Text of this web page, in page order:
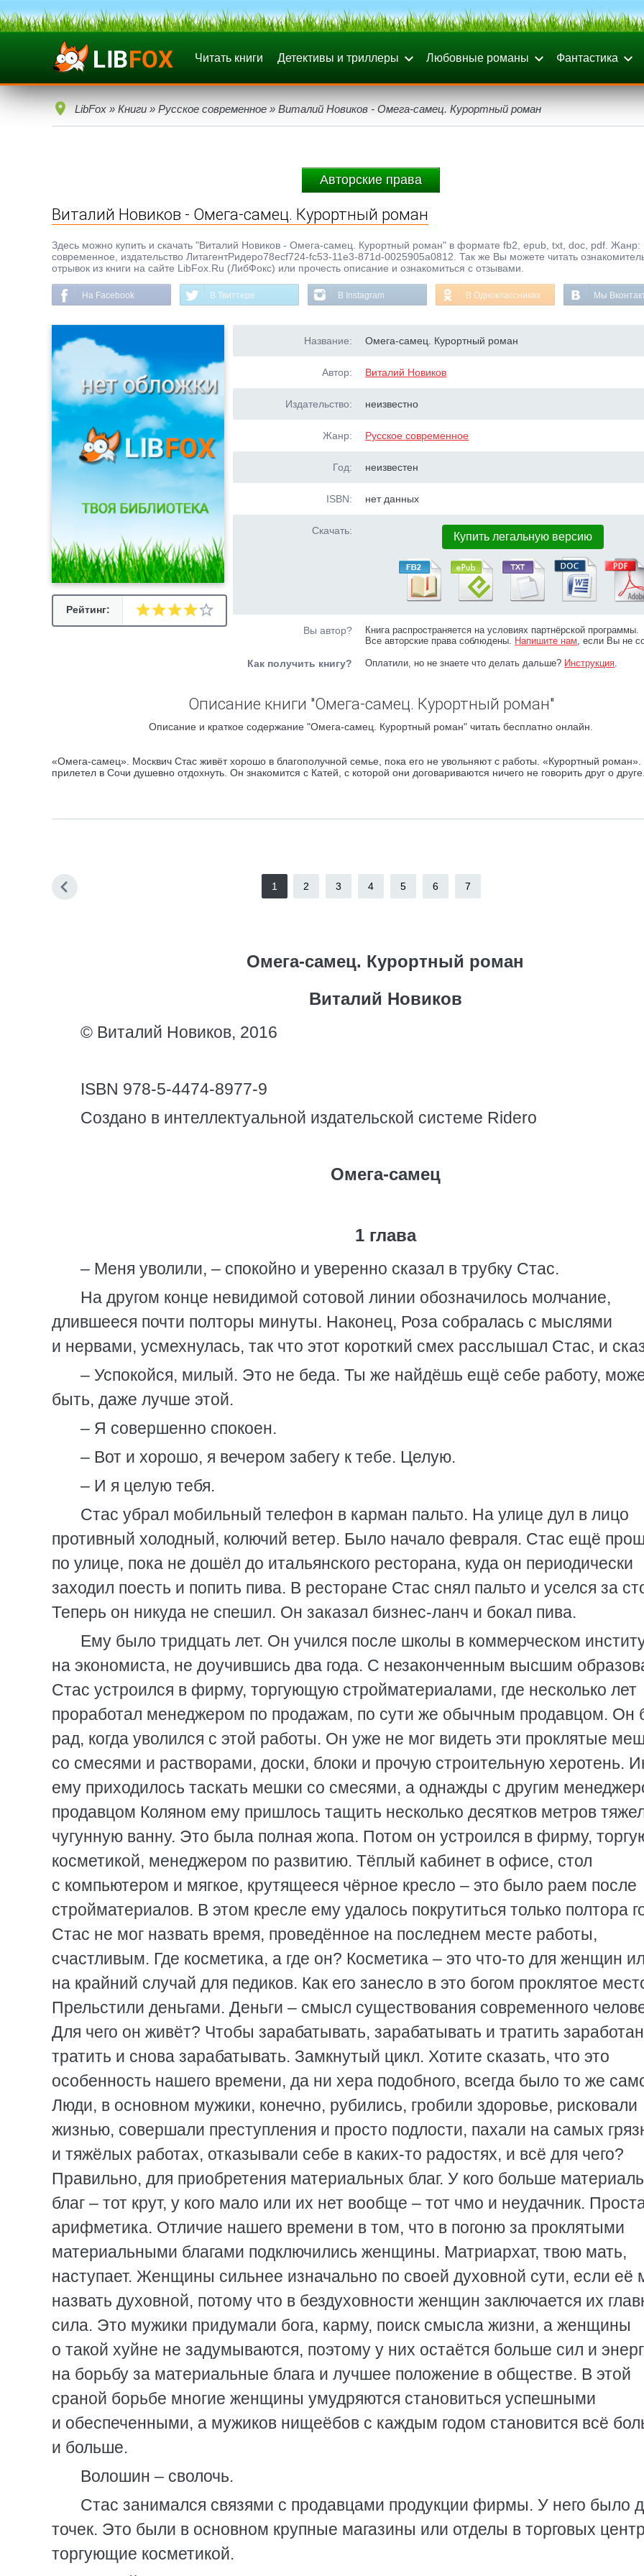
Читать книги Детективы и триллеры Любовные романы Фантастика
LibFox » Книги » Русское современное » Виталий Новиков - Омега-самец. Курортный роман
Авторские права
Виталий Новиков - Омега-самец. Курортный роман
Здесь можно купить и скачать "Виталий Новиков - Омега-самец. Курортный роман" в формате fb2, epub, txt, doc, pdf. Жанр:
современное, издательство ЛитагентРидеро78ecf724-fc53-11e3-871d-0025905a0812. Так же Вы можете читать
отрывок из книги на сайте LibFox.Ru (ЛибФокс) или прочесть описание и ознакомиться с отзывами.
На Facebook В Твиттере В Instagram В Одноклассниках Мы
Рейтинг:
Название: Омега-самец. Курортный роман
Автор: Виталий Новиков
Издательство: неизвестно
Жанр: Русское современное
Год: неизвестен
ISBN: нет данных
Скачать: Купить легальную версию
Вы автор?
Книга распространяется на условиях партнёрской программы.
Все авторские права соблюдены. Напишите нам, если Вы не
Как получить книгу? Оплатили, но не знаете что делать дальше? Инструкция.
Описание книги "Омега-самец. Курортный роман"
Описание и краткое содержание "Омега-самец. Курортный роман" читать бесплатно онлайн.
«Омега-самец». Москвич Стас живёт хорошо в благополучной семье, пока его не увольняют с работы. «Курортный роман».
прилетел в Сочи душевно отдохнуть. Он знакомится с Катей, с которой они договариваются ничего не говорить друг о друге.
1 2 3 4 5 6 7
Омега-самец. Курортный роман
Виталий Новиков
© Виталий Новиков, 2016
ISBN 978-5-4474-8977-9
Создано в интеллектуальной издательской системе Ridero
Омега-самец
1 глава
– Меня уволили, – спокойно и уверенно сказал в трубку Стас.
На другом конце невидимой сотовой линии обозначилось молчание,
длившееся почти полторы минуты. Наконец, Роза собралась с мыслями
и нервами, усмехнулась, так что этот короткий смех расслышал Стас, и
– Успокойся, милый. Это не беда. Ты же найдёшь ещё себе работу,
быть, даже лучше этой.
– Я совершенно спокоен.
– Вот и хорошо, я вечером забегу к тебе. Целую.
– И я целую тебя.
Стас убрал мобильный телефон в карман пальто. На улице дул в лицо
противный холодный, колючий ветер. Было начало февраля. Стас ещё
по улице, пока не дошёл до итальянского ресторана, куда он периодически
заходил поесть и попить пива. В ресторане Стас снял пальто и уселся за
Теперь он никуда не спешил. Он заказал бизнес-ланч и бокал пива.
Ему было тридцать лет. Он учился после школы в коммерческом
на экономиста, не доучившись два года. С незаконченным высшим
Стас устроился в фирму, торгующую стройматериалами, где несколько лет
проработал менеджером по продажам, по сути же обычным продавцом. Он
рад, когда уволился с этой работы. Он уже не мог видеть эти проклятые
со смесями и растворами, доски, блоки и прочую строительную херотень.
ему приходилось таскать мешки со смесями, а однажды с другим
продавцом Коляном ему пришлось тащить несколько десятков метров
чугунную ванну. Это была полная жопа. Потом он устроился в фирму,
косметикой, менеджером по развитию. Тёплый кабинет в офисе, стол
с компьютером и мягкое, крутящееся чёрное кресло – это было раем после
стройматериалов. В этом кресле ему удалось покрутиться только полтора
Стас не мог назвать время, проведённое на последнем месте работы,
счастливым. Где косметика, а где он? Косметика – это что-то для женщин
на крайний случай для педиков. Как его занесло в это богом проклятое
Прельстили деньгами. Деньги – смысл существования современного
Для чего он живёт? Чтобы зарабатывать, зарабатывать и тратить
тратить и снова зарабатывать. Замкнутый цикл. Хотите сказать, что это
особенность нашего времени, да ни хера подобного, всегда было то же
Люди, в основном мужики, конечно, рубились, гробили здоровье, рисковали
жизнью, совершали преступления и просто подлости, пахали на самых
и тяжёлых работах, отказывали себе в каких-то радостях, и всё для чего?
Правильно, для приобретения материальных благ. У кого больше
благ – тот крут, у кого мало или их нет вообще – тот чмо и неудачник.
арифметика. Отличие нашего времени в том, что в погоню за проклятыми
материальными благами подключились женщины. Матриархат, твою мать,
наступает. Женщины сильнее изначально по своей духовной сути, если её
назвать духовной, потому что в бездуховности женщин заключается их
сила. Это мужики придумали бога, карму, поиск смысла жизни, а женщины
о такой хуйне не задумываются, поэтому у них остаётся больше сил и
на борьбу за материальные блага и лучшее положение в обществе. В этой
сраной борьбе многие женщины умудряются становиться успешными
и обеспеченными, а мужиков нищеёбов с каждым годом становится всё
и больше.
Волошин – сволочь.
Стас занимался связями с продавцами продукции фирмы. У него было
точек. Это были в основном крупные магазины или отделы в торговых
торгующие косметикой.